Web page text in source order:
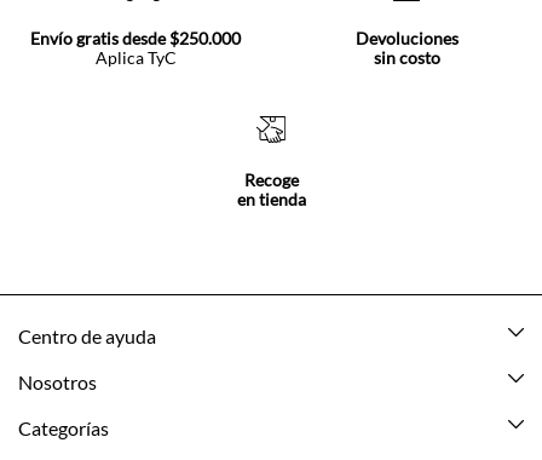
Envío gratis desde $250.000
Aplica TyC
Devoluciones
sin costo
Recoge
en tienda
Centro de ayuda
Mis pedidos
Nosotros
Acerca de Tennis
Categorías